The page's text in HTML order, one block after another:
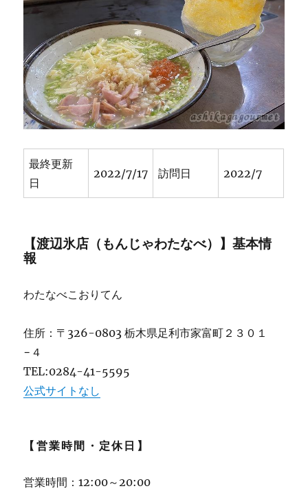
カ
じ
み
[閉
店]
最終更新
日
2022/7/17 訪問日 2022/7
【渡辺氷店（もんじゃわたなべ）】基本情
報
わたなべこおりてん
住所：〒326-0803 栃木県足利市家富町２３０１
−４
TEL:0284-41-5595
公式サイトなし
【営業時間・定休日】
営業時間：12:00～20:00